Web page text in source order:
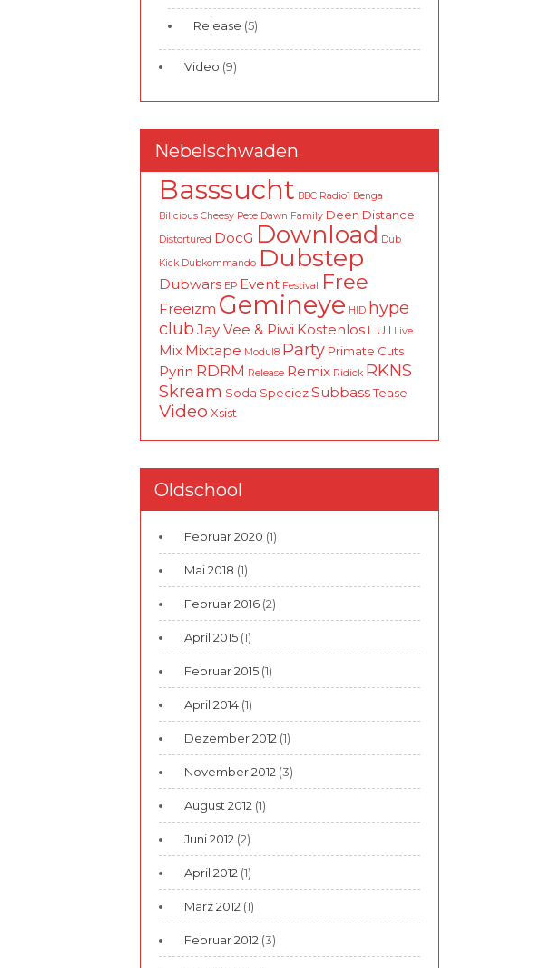
Release (5)
Video (9)
Nebelschwaden
Basssucht BBC Radio1 Benga
Bilicious Cheesy Pete Dawn Family Deen Distance
Distortured DocG Download Dub
Kick Dubkommando Dubstep
Dubwars EP Event Festival Free
Freeizm Gemineye HID hype
club Jay Vee & Piwi Kostenlos L.U.I Live
Mix Mixtape Modul8 Party Primate Cuts
Pyrin RDRM Release Remix Ridick RKNS
Skream Soda SpeciezSubbassTease
Video Xsist
Oldschool
Februar 2020 (1)
Mai 2018 (1)
Februar 2016 (2)
April 2015 (1)
Februar 2015 (1)
April 2014 (1)
Dezember 2012 (1)
November 2012 (3)
August 2012 (1)
Juni 2012 (2)
April 2012 (1)
März 2012 (1)
Februar 2012 (3)